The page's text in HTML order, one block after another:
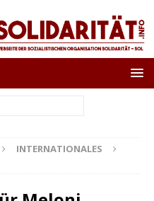
INTERNATIONALES